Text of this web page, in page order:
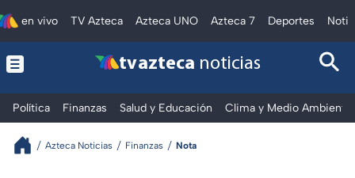
en vivo TV Azteca Azteca UNO Azteca 7 Deportes
tv azteca noticias
Política Finanzas Salud y Educación Clima y Medio Ambiente
Azteca Noticias Finanzas Nota